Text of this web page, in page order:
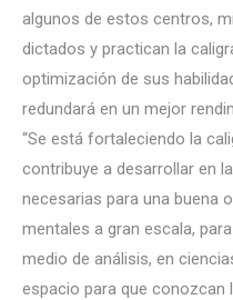
algunos de estos centros,
dictados y practican la
optimización de sus
redundará en un mejor
“Se está fortaleciendo la
contribuye a desarrollar en
necesarias para una buena
mentales a gran escala,
medio de análisis, en
espacio para que conozcan